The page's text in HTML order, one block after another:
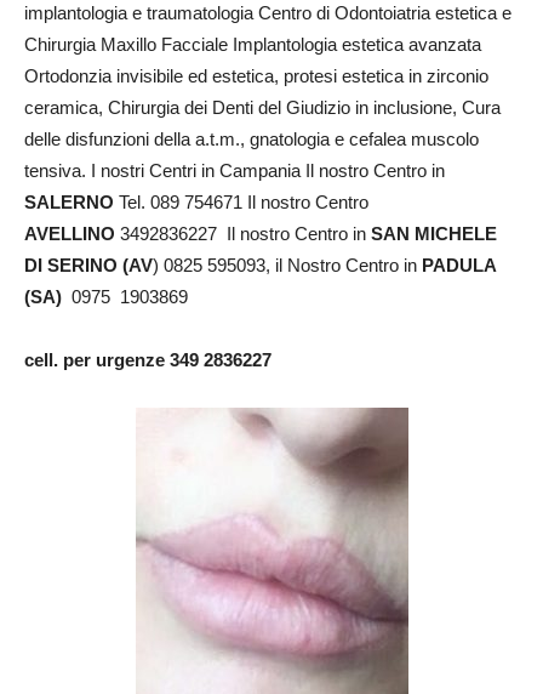
implantologia e traumatologia Centro di Odontoiatria estetica e
Chirurgia Maxillo Facciale Implantologia estetica avanzata
Ortodonzia invisibile ed estetica, protesi estetica in zirconio
ceramica, Chirurgia dei Denti del Giudizio in inclusione, Cura
delle disfunzioni della a.t.m., gnatologia e cefalea muscolo
tensiva. I nostri Centri in Campania Il nostro Centro in
SALERNO Tel. 089 754671 Il nostro Centro
AVELLINO 3492836227 Il nostro Centro in SAN MICHELE
DI SERINO (AV) 0825 595093, il Nostro Centro in PADULA
(SA) 0975 1903869
cell. per urgenze 349 2836227